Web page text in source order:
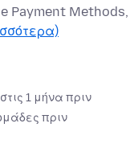
Payment Methods,
1 μήνα πριν
πριν